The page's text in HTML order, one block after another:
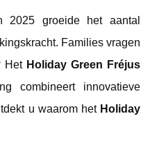
2025 groeide het aantal
Families vragen
Het Holiday Green Fréjus
combineert innovatieve
u waarom het Holiday